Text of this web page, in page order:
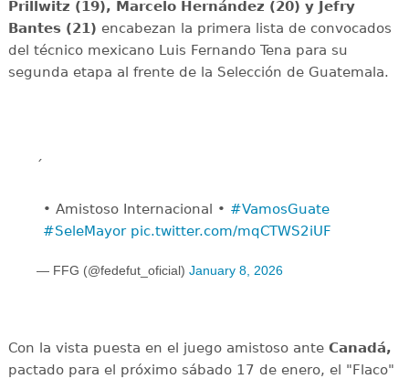
Prillwitz (19), Marcelo Hernández (20) y Jefry
Bantes (21) encabezan la primera lista de convocados
del técnico mexicano Luis Fernando Tena para su
segunda etapa al frente de la Selección de Guatemala.
• Amistoso Internacional • #VamosGuate
#SeleMayor pic.twitter.com/mqCTWS2iUF
— FFG (@fedefut_oficial) January 8, 2026
Con la vista puesta en el juego amistoso ante Canadá,
pactado para el próximo sábado 17 de enero, el "Flaco"